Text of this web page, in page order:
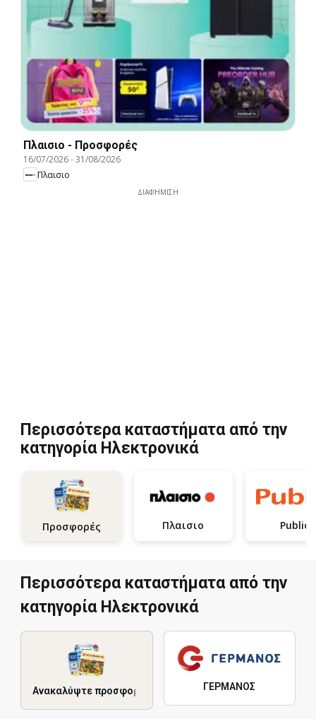
Πλαισιο - Προσφορές
16/07/2026-31/08/2026
Πλαισιο
ΔΙΑΦΉΜΙΣΗ
Περισσότερα καταστήματα από την
κατηγορία Hλεκτρονικά
Προσφορές Πλαισιο Public
Περισσότερα καταστήματα από την
κατηγορία Hλεκτρονικά
Ανακαλύψτε προσφορές ΓΕΡΜΑΝΟΣ